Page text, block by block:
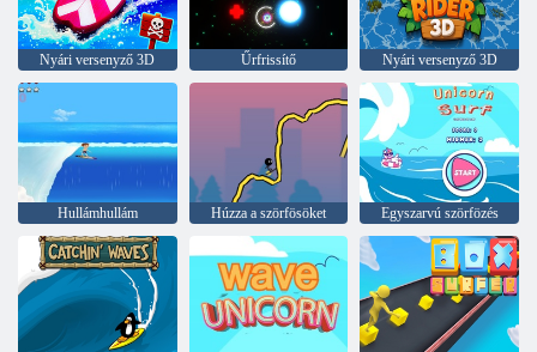
Nyári versenyző 3D Űrfrissítő Nyári versenyző 3D
Hullámhullám Húzza a szörfösöket Egyszarvú szörfözés